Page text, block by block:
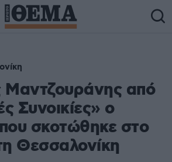
Μαντζουράνης από
Συνοικίες» ο
σκοτώθηκε στο
Θεσσαλονίκη